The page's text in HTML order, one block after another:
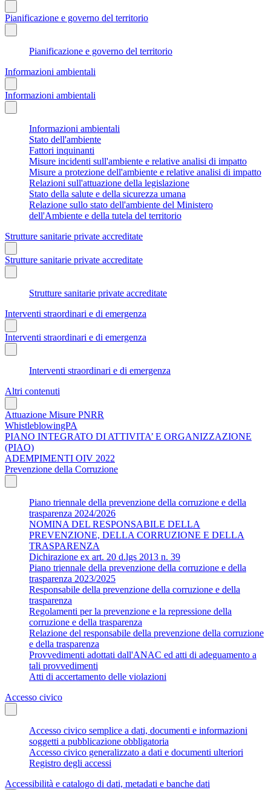
Pianificazione e governo del territorio
Pianificazione e governo del territorio
Informazioni ambientali
Informazioni ambientali
Informazioni ambientali
Stato dell'ambiente
Fattori inquinanti
Misure incidenti sull'ambiente e relative analisi di impatto
Misure a protezione dell'ambiente e relative analisi di impatto
Relazioni sull'attuazione della legislazione
Stato della salute e della sicurezza umana
Relazione sullo stato dell'ambiente del Ministero
dell'Ambiente e della tutela del territorio
Strutture sanitarie private accreditate
Strutture sanitarie private accreditate
Strutture sanitarie private accreditate
Interventi straordinari e di emergenza
Interventi straordinari e di emergenza
Interventi straordinari e di emergenza
Altri contenuti
Attuazione Misure PNRR
WhistleblowingPA
PIANO INTEGRATO DI ATTIVITA’ E ORGANIZZAZIONE
(PIAO)
ADEMPIMENTI OIV 2022
Prevenzione della Corruzione
Piano triennale della prevenzione della corruzione e della
trasparenza 2024/2026
NOMINA DEL RESPONSABILE DELLA
PREVENZIONE, DELLA CORRUZIONE E DELLA
TRASPARENZA
Dichirazione ex art. 20 d.lgs 2013 n. 39
Piano triennale della prevenzione della corruzione e della
trasparenza 2023/2025
Responsabile della prevenzione della corruzione e della
trasparenza
Regolamenti per la prevenzione e la repressione della
corruzione e della trasparenza
Relazione del responsabile della prevenzione della corruzione
e della trasparenza
Provvedimenti adottati dall'ANAC ed atti di adeguamento a
tali provvedimenti
Atti di accertamento delle violazioni
Accesso civico
Accesso civico semplice a dati, documenti e informazioni
soggetti a pubblicazione obbligatoria
Accesso civico generalizzato a dati e documenti ulteriori
Registro degli accessi
Accessibilità e catalogo di dati, metadati e banche dati